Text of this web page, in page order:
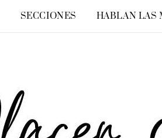
SECCIONES HABLAN LAS